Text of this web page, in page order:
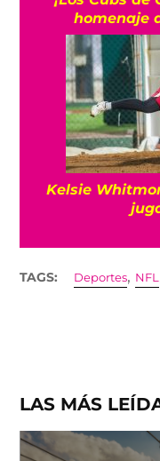
homenaje
Kelsie
TAGS: Deportes, NFL
LAS MÁS